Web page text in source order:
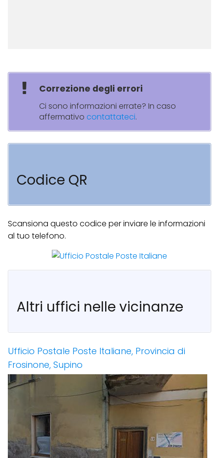
Correzione degli errori
Ci sono informazioni errate? In caso
affermativo contattateci.
Codice QR
Scansiona questo codice per inviare le informazioni
al tuo telefono.
Altri uffici nelle vicinanze
Ufficio Postale Poste Italiane, Provincia di
Frosinone, Supino